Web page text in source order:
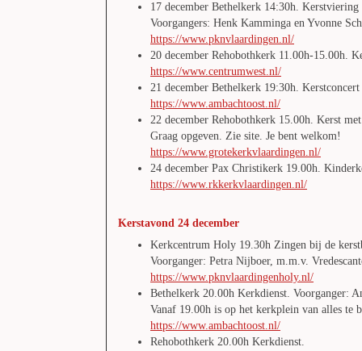
17 december Bethelkerk 14:30h. Kerstviering
Voorgangers: Henk Kamminga en Yvonne
https://www.pknvlaardingen.nl/
20 december Rehobothkerk 11.00h-15.00h.
https://www.centrumwest.nl/
21 december Bethelkerk 19:30h.
https://www.ambachtoost.nl/
22 december Rehobothkerk 15.00h. Kerst
Graag opgeven. Zie site. Je bent welkom!
https://www.grotekerkvlaardingen.nl/
24 december Pax Christikerk 19.00h.
https://www.rkkerkvlaardingen.nl/
Kerstavond 24 december
Kerkcentrum Holy 19.30h Zingen bij de
Voorganger: Petra Nijboer, m.m.v.
https://www.pknvlaardingenholy.nl/
Bethelkerk 20.00h Kerkdienst. Voorganger:
Vanaf 19.00h is op het kerkplein van alles te
https://www.ambachtoost.nl/
Rehobothkerk 20.00h Kerkdienst.